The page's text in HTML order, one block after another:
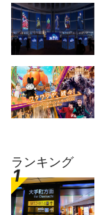
ランキング